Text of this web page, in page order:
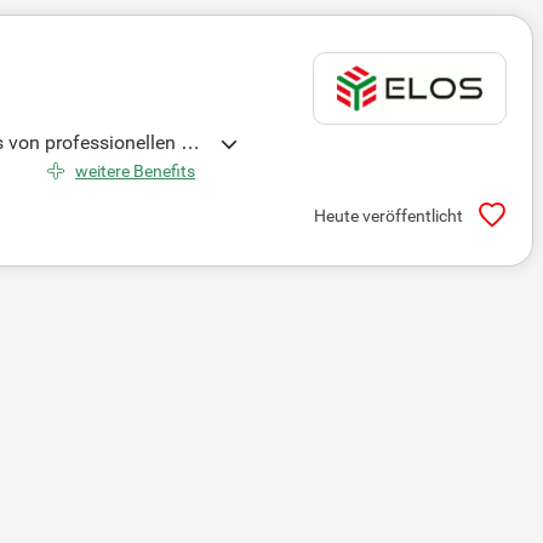
von professionellen Wi
wir Unternehmen m
Teams und ge
weitere Benefits
Heute veröffentlicht